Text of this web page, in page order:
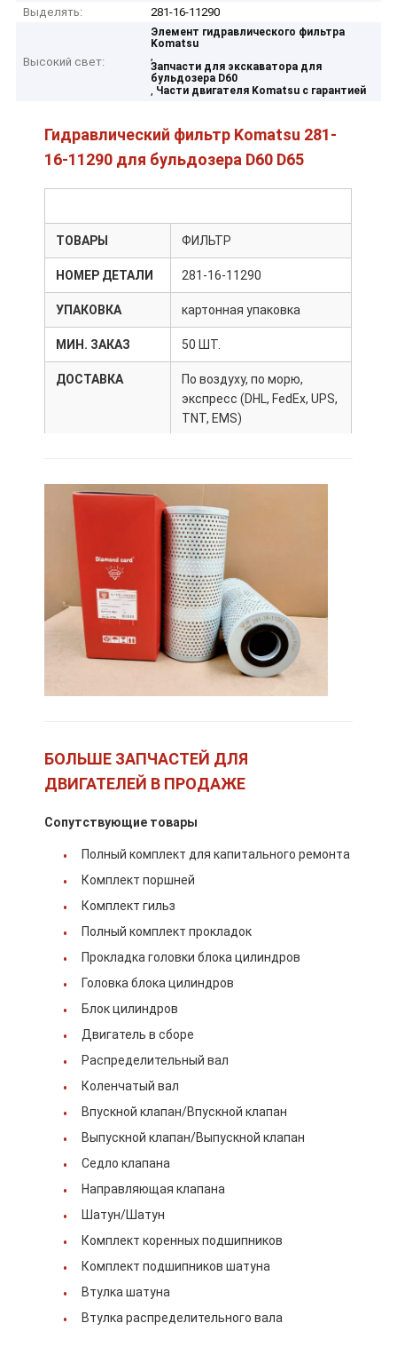
Продукты
VR-шоу
о нас
Экскурсия по фабрике
Контроль качества
Связаться с нами
Новости
Случаи
Побеседуйте теперь
машинные части гусеницы
Выделять:
281-16-11290
Высокий свет:
Элемент гидравлического фильтра
Komatsu
,
Запчасти для экскаватора для
бульдозера D60
, Части двигателя Komatsu с гарантией
Гидравлический фильтр Komatsu 281-
16-11290 для бульдозера D60 D65
ТОВАРЫ ФИЛЬТР
НОМЕР ДЕТАЛИ 281-16-11290
УПАКОВКА картонная упаковка
МИН. ЗАКАЗ 50 ШТ.
ДОСТАВКА
По воздуху, по морю,
экспресс (DHL, FedEx, UPS,
TNT, EMS)
БОЛЬШЕ ЗАПЧАСТЕЙ ДЛЯ
ДВИГАТЕЛЕЙ В ПРОДАЖЕ
Сопутствующие товары
Полный комплект для капитального ремонта
Комплект поршней
Комплект гильз
Полный комплект прокладок
Прокладка головки блока цилиндров
Головка блока цилиндров
Блок цилиндров
Двигатель в сборе
Распределительный вал
Коленчатый вал
Впускной клапан/Впускной клапан
Выпускной клапан/Выпускной клапан
Седло клапана
Направляющая клапана
Шатун/Шатун
Комплект коренных подшипников
Комплект подшипников шатуна
Втулка шатуна
Втулка распределительного вала